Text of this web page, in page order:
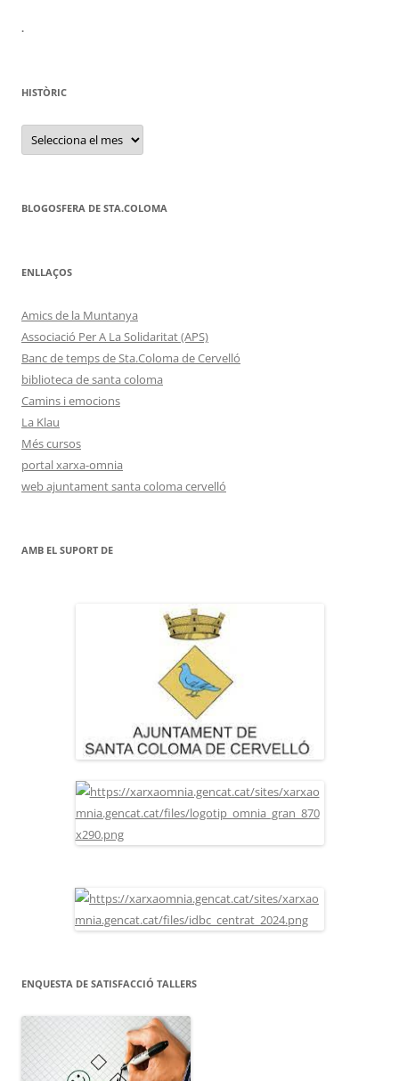
.
HISTÒRIC
HISTÒRIC
BLOGOSFERA DE STA.COLOMA
ENLLAÇOS
Amics de la Muntanya
Associació Per A La Solidaritat (APS)
Banc de temps de Sta.Coloma de Cervelló
biblioteca de santa coloma
Camins i emocions
La Klau
Més cursos
portal xarxa-omnia
web ajuntament santa coloma cervelló
AMB EL SUPORT DE
ENQUESTA DE SATISFACCIÓ TALLERS